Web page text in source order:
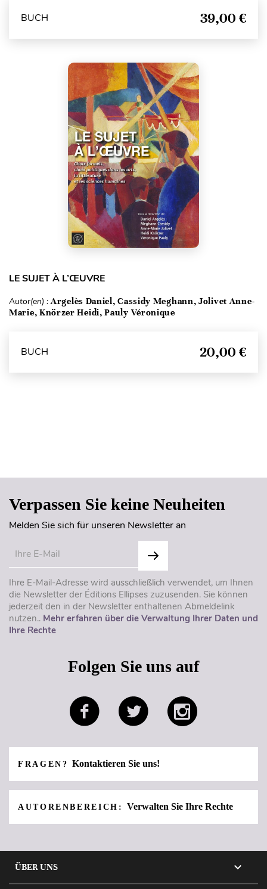
BUCH 39,00 €
LE SUJET À L’ŒUVRE
Autor(en) :Argelès Daniel, Cassidy Meghann, Jolivet Anne-
Marie, Knörzer Heidi, Pauly Véronique
BUCH 20,00 €
Verpassen Sie keine Neuheiten
Melden Sie sich für unseren Newsletter an
Ihre E-Mail-Adresse wird ausschließlich verwendet, um Ihnen
die Newsletter der Éditions Ellipses zuzusenden. Sie können
jederzeit den in der Newsletter enthaltenen Abmeldelink
nutzen.. Mehr erfahren über die Verwaltung Ihrer Daten und
Ihre Rechte
Folgen Sie uns auf
FRAGEN?Kontaktieren Sie uns!
AUTORENBEREICH:Verwalten Sie Ihre Rechte
ÜBER UNS 